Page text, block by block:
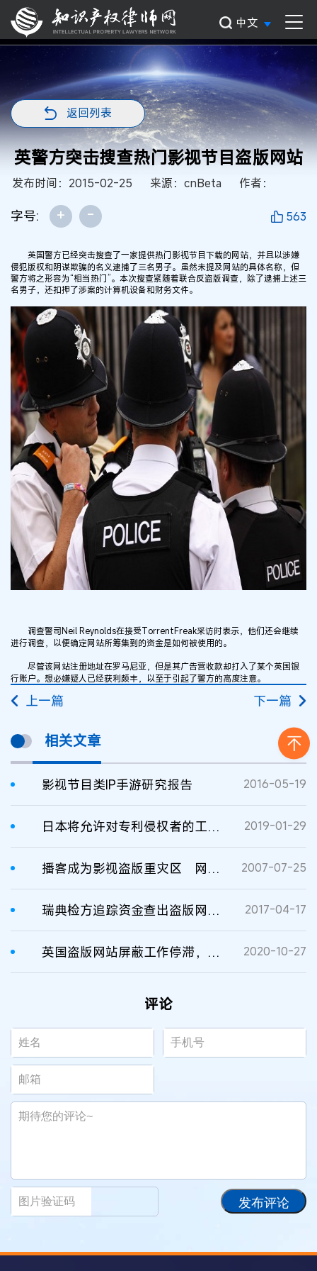
中文
返回列表
英警方突击搜查热门影视节目盗版网站
发布时间：2015-02-25 来源：cnBeta 作者：
字号: + - 563
英国警方已经突击搜查了一家提供热门影视节目下载的网站，并且以涉嫌
侵犯版权和阴谋欺骗的名义逮捕了三名男子。虽然未提及网站的具体名称，但
警方将之形容为“相当热门”。本次搜查紧随着联合反盗版调查，除了逮捕上述三
名男子，还扣押了涉案的计算机设备和财务文件。
调查警司Neil Reynolds在接受TorrentFreak采访时表示，他们还会继续
进行调查，以便确定网站所筹集到的资金是如何被使用的。
尽管该网站注册地址在罗马尼亚，但是其广告营收款却打入了某个英国银
行账户。想必嫌疑人已经获利颇丰，以至于引起了警方的高度注意。
上一篇 下一篇
相关文章
影视节目类IP手游研究报告 2016-05-19
日本将允许对专利侵权者的工厂进行突击搜查 2019-01-29
播客成为影视盗版重灾区 网站“免责”不成立 2007-07-25
瑞典检方追踪资金查出盗版网站运营商 2017-04-17
英国盗版网站屏蔽工作停滞，盗版网站再度活跃 2020-10-27
评论
发布评论